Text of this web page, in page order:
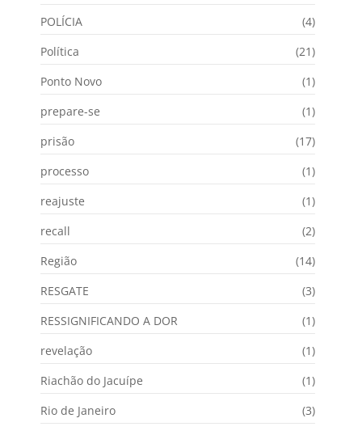
POLÍCIA
(4)
Política
(21)
Ponto Novo
(1)
prepare-se
(1)
prisão
(17)
processo
(1)
reajuste
(1)
recall
(2)
Região
(14)
RESGATE
(3)
RESSIGNIFICANDO A DOR
(1)
revelação
(1)
Riachão do Jacuípe
(1)
Rio de Janeiro
(3)